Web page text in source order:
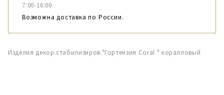
7:00-16:00.
Возможна доставка по России.
Изделия декор.стабилизиров."Гортензия Coral " коралловый